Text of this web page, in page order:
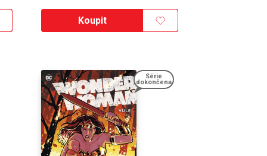
Koupit
Série
dokončena